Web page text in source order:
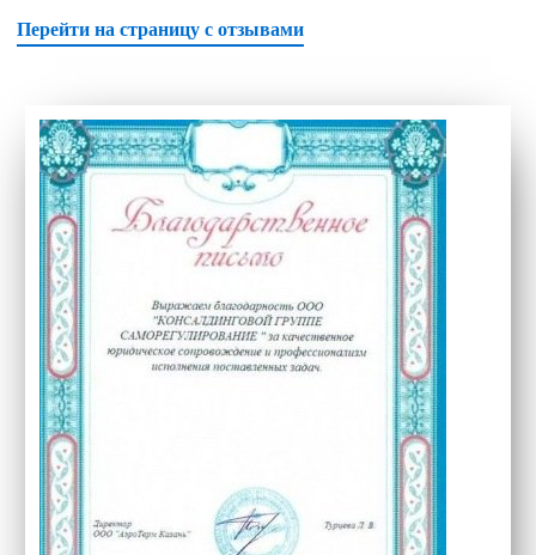
Перейти на страницу с отзывами